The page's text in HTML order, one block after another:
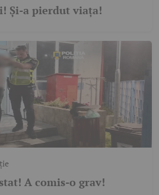
Și-a pierdut viața!
A comis-o grav!